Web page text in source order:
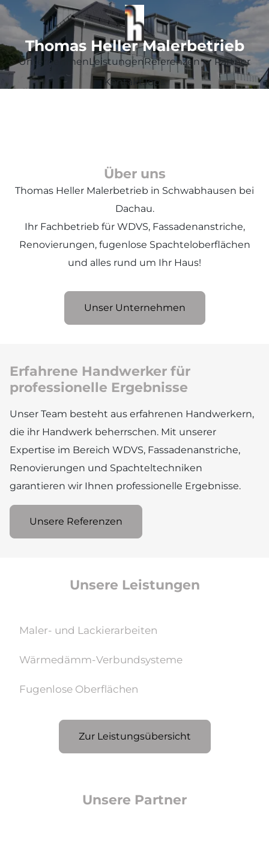
UnternehmenLeistungenReferenzen
Partner
KontaktJobs
Thomas Heller Malerbetrieb
Über uns
Thomas Heller Malerbetrieb in Schwabhausen bei
Dachau.
Ihr Fachbetrieb für WDVS, Fassadenanstriche,
Renovierungen, fugenlose Spachteloberflächen
und alles rund um Ihr Haus!
Unser Unternehmen
Erfahrene Handwerker für
professionelle Ergebnisse
Unser Team besteht aus erfahrenen Handwerkern,
die ihr Handwerk beherrschen. Mit unserer
Expertise im Bereich WDVS, Fassadenanstriche,
Renovierungen und Spachteltechniken
garantieren wir Ihnen professionelle Ergebnisse.
Unsere Referenzen
Unsere Leistungen
Maler- und Lackierarbeiten
Wärmedämm-Verbundsysteme
Fugenlose Oberflächen
Zur Leistungsübersicht
Unsere Partner